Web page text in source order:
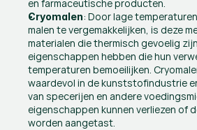
en farmaceutische producten.
Cryomalen: Door lage
malen te vergemakkelijken, is deze
materialen die thermisch gevoelig
eigenschappen hebben die hun
temperaturen bemoeilijken.
waardevol in de kunststofindustrie
van specerijen en andere
eigenschappen kunnen verliezen of
worden aangetast.